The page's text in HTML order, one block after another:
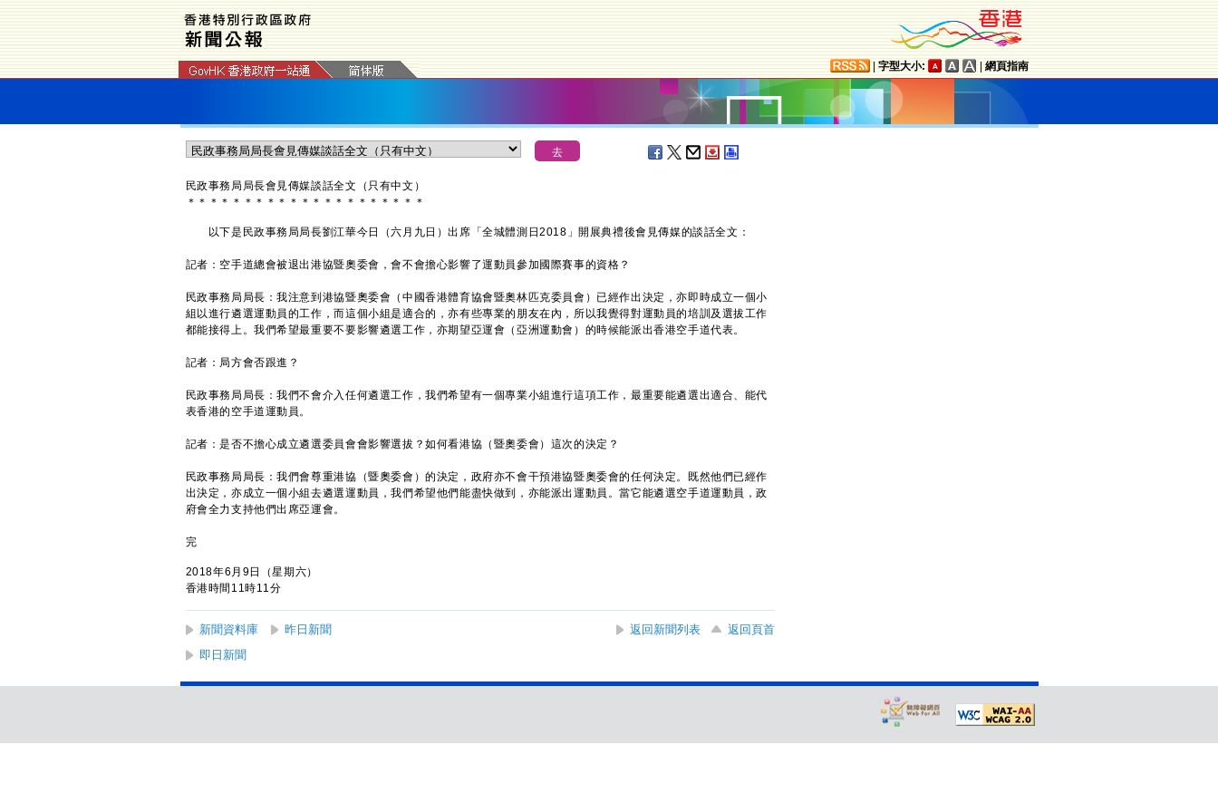
字型大小: 網頁指南
民政事務局局長會見傳媒談話全文（只有中文）
＊ ＊ ＊ ＊ ＊ ＊ ＊ ＊ ＊ ＊ ＊ ＊ ＊ ＊ ＊ ＊ ＊ ＊ ＊ ＊ ＊
以下是民政事務局局長劉江華今日（六月九日）出席「全城體測日2018」開展典禮後會見傳媒的談話全文：
記者：空手道總會被退出港協暨奧委會，會不會擔心影響了運動員參加國際賽事的資格？
民政事務局局長：我注意到港協暨奧委會（中國香港體育協會暨奧林匹克委員會）已經作出決定，亦即時成立一個小
組以進行遴選運動員的工作，而這個小組是適合的，亦有些專業的朋友在內，所以我覺得對運動員的培訓及選拔工作
都能接得上。我們希望最重要不要影響遴選工作，亦期望亞運會（亞洲運動會）的時候能派出香港空手道代表。
記者：局方會否跟進？
民政事務局局長：我們不會介入任何遴選工作，我們希望有一個專業小組進行這項工作，最重要能遴選出適合、能代
表香港的空手道運動員。
記者：是否不擔心成立遴選委員會會影響選拔？如何看港協（暨奧委會）這次的決定？
民政事務局局長：我們會尊重港協（暨奧委會）的決定，政府亦不會干預港協暨奧委會的任何決定。既然他們已經作
出決定，亦成立一個小組去遴選運動員，我們希望他們能盡快做到，亦能派出運動員。當它能遴選空手道運動員，政
府會全力支持他們出席亞運會。
完
2018年6月9日（星期六）
香港時間11時11分
新聞資料庫 昨日新聞 返回新聞列表
返回頁首
即日新聞